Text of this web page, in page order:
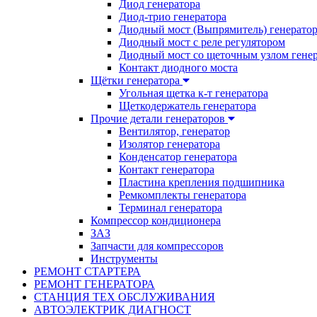
Диод генератора
Диод-трио генератора
Диодный мост (Выпрямитель)
Диодный мост с реле регулятором
Диодный мост со щеточным узлом
Контакт диодного моста
Щётки генератора
Угольная щетка к-т генератора
Щеткодержатель генератора
Прочие детали генераторов
Вентилятор, генератор
Изолятор генератора
Конденсатор генератора
Контакт генератора
Пластина крепления подшипника
Ремкомплекты генератора
Терминал генератора
Компрессор кондиционера
ЗАЗ
Запчасти для компрессоров
Инструменты
РЕМОНТ СТАРТЕРА
РЕМОНТ ГЕНЕРАТОРА
СТАНЦИЯ ТЕХ ОБСЛУЖИВАНИЯ
АВТОЭЛЕКТРИК ДИАГНОСТ